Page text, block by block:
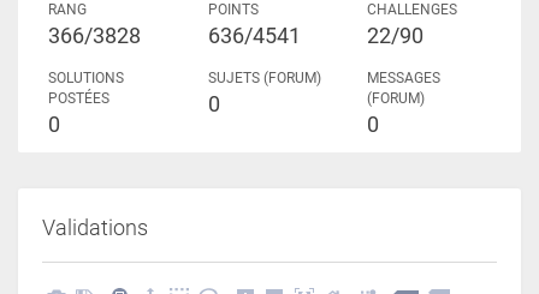
RANG
366/3828
POINTS
636/4541
CHALLENGES
22/90
SOLUTIONS
POSTÉES
0
SUJETS (FORUM)
0
MESSAGES
(FORUM)
0
Validations